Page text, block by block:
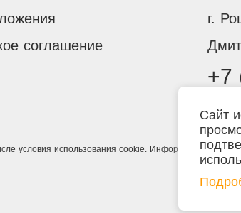
соглашение
г.
+7
условия использования cookie. Информация на
Сайт